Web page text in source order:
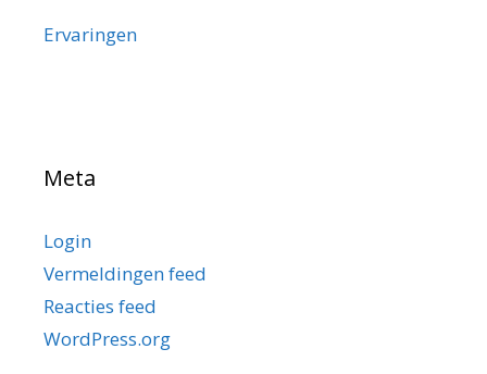
Ervaringen
Meta
Login
Vermeldingen feed
Reacties feed
WordPress.org